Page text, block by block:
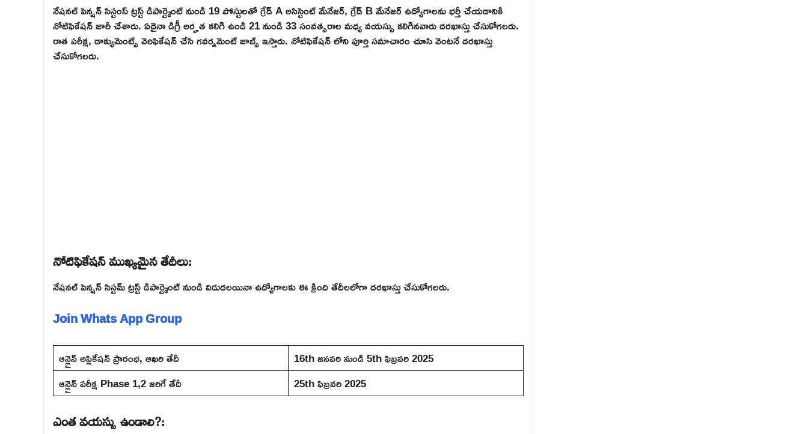
నేషనల్ పెన్షన్ సిస్టంస్ ట్రస్ట్ డిపార్ట్మెంట్ నుండి 19 పోస్టులతో గ్రేడ్ A అసిస్టెంట్ మేనేజర్, గ్రేడ్ B మేనేజర్ ఉద్యోగాలను భర్తీ చేయడానికి
నోటిఫికేషన్ జారీ చేశారు. ఏదైనా డిగ్రీ అర్హత కలిగి ఉండి 21 నుండి 33 సంవత్సరాల మధ్య వయస్సు కలిగినవారు దరఖాస్తు చేసుకోగలరు.
రాత పరీక్ష, డాక్యుమెంట్స్ వెరిఫికేషన్ చేసి గవర్నమెంట్ జాబ్స్ ఇస్తారు. నోటిఫికేషన్ లోని పూర్తి సమాచారం చూసి వెంటనే దరఖాస్తు
చేసుకోగలరు.
నోటిఫికేషన్ ముఖ్యమైన తేదీలు:
నేషనల్ పెన్షన్ సిస్టమ్ ట్రస్ట్ డిపార్ట్మెంట్ నుండి విడుదలయినా ఉద్యోగాలకు ఈ క్రింది తేదీలలోగా దరఖాస్తు చేసుకోగలరు.
Join Whats App Group
ఆన్లైన్ అప్లికేషన్ ప్రారంభ, ఆఖరి తేదీ
16th జనవరి నుండి 5th ఫిబ్రవరి 2025
ఆన్లైన్ పరీక్ష Phase 1,2 జరిగే తేదీ
25th ఫిబ్రవరి 2025
ఎంత వయస్సు ఉండాలి?: